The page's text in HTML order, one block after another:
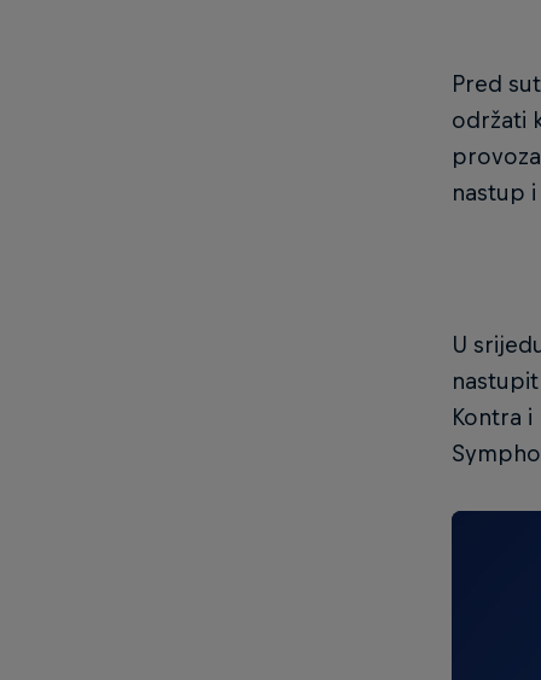
Pred
održati
nastup
U
Kontra